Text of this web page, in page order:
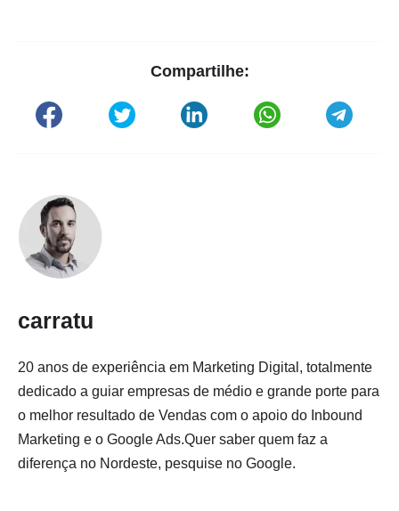
Compartilhe:
carratu
20 anos de experiência em Marketing Digital, totalmente
dedicado a guiar empresas de médio e grande porte para
o melhor resultado de Vendas com o apoio do Inbound
Marketing e o Google Ads.Quer saber quem faz a
diferença no Nordeste, pesquise no Google.